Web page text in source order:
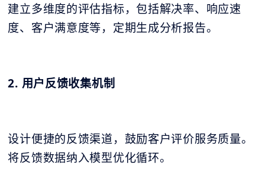
建立多维度的评估指标，包括解决率、响应速
度、客户满意度等，定期生成分析报告。
2. 用户反馈收集机制
设计便捷的反馈渠道，鼓励客户评价服务质量。
将反馈数据纳入模型优化循环。